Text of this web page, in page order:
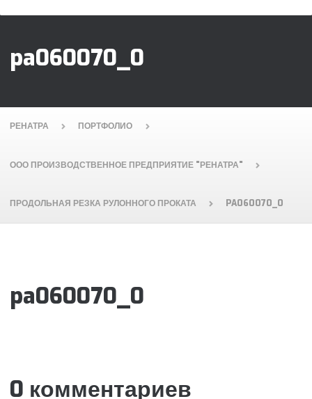
pa060070_0
РЕНАТРА ПОРТФОЛИО
ООО ПРОИЗВОДСТВЕННОЕ ПРЕДПРИЯТИЕ "РЕНАТРА"
ПРОДОЛЬНАЯ РЕЗКА РУЛОННОГО ПРОКАТА PA060070_0
pa060070_0
0 комментариев